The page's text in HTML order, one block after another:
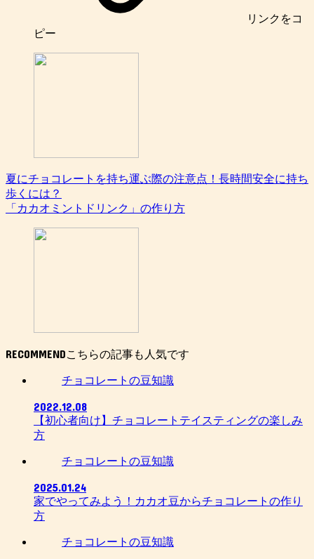
リンク をコ
ピー
夏にチョコレートを持ち運ぶ際の注意点！長時間安全に持ち
歩くには？
「カカオミントドリンク」の作り方
RECOMMEND
チョコレートの豆知識
2022.12.08
【初心者向け】チョコレートテイスティングの楽しみ
方
チョコレートの豆知識
2025.01.24
家でやってみよう！カカオ豆からチョコレートの作り
方
チョコレートの豆知識